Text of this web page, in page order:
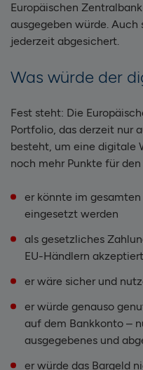
Europäischen
ausgegeben würde. Auch
jederzeit abgesichert.
Was würde der
Fest steht: Die
Portfolio, das derzeit nur
besteht, um eine digitale
noch mehr Punkte für
er könnte im
eingesetzt werden
als gesetzliches
EU-Händlern
er wäre sicher und
er würde genauso
auf dem Bankkonto –
ausgegebenes und
er würde das Bargeld